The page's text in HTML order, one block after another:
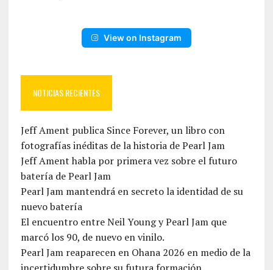
View on Instagram
NOTICIAS RECIENTES
Jeff Ament publica Since Forever, un libro con
fotografías inéditas de la historia de Pearl Jam
Jeff Ament habla por primera vez sobre el futuro
batería de Pearl Jam
Pearl Jam mantendrá en secreto la identidad de su
nuevo batería
El encuentro entre Neil Young y Pearl Jam que
marcó los 90, de nuevo en vinilo.
Pearl Jam reaparecen en Ohana 2026 en medio de la